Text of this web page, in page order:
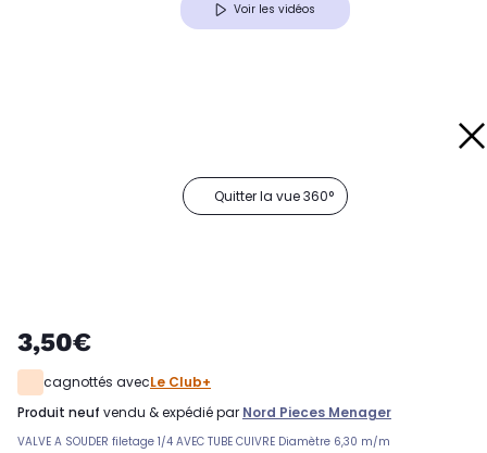
Voir les vidéos
Quitter la vue 360°
3,50€
cagnottés avecLe Club+
produit neuf vendu & expédié par Nord Pieces Menager
VALVE A SOUDER filetage 1/4 AVEC TUBE CUIVRE Diamètre 6,30 m/m